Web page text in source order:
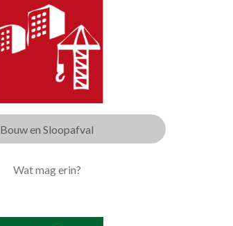
Bouw en Sloopafval
Wat mag erin?